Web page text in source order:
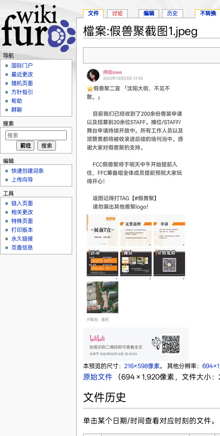
檔案:假兽聚截图1.jpeg
本预览的尺寸： 216×598像素。 其他分辨率：
原始文件‎ （694 × 1,920像素，文件大小
文件历史
单击某个日期/时间查看对应时刻的文件。
文件 讨论 编辑 历史 不转换
导航
国际门户
最近更改
随机页面
方针指引
帮助
群聊
搜索
编辑
快速创建词条
上传向导
工具
链入页面
相关更改
特殊页面
打印版本
永久链接
页面信息